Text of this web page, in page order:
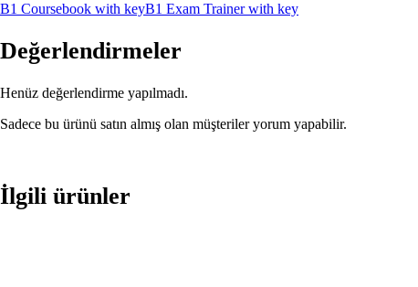
B1 Coursebook with keyB1 Exam Trainer with key
Değerlendirmeler
Henüz değerlendirme yapılmadı.
Sadece bu ürünü satın almış olan müşteriler yorum yapabilir.
İlgili ürünler